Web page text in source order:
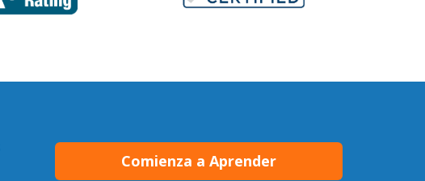
Comienza a Aprender